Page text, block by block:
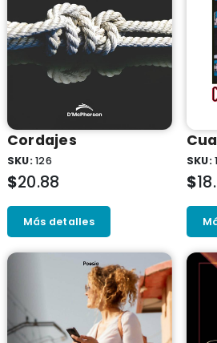
Cordajes
SKU:126
$20.88
Más detalles
SKU:
$